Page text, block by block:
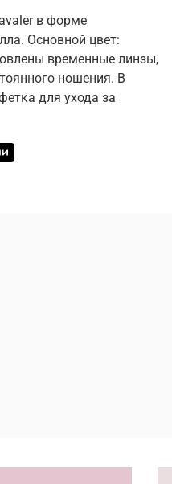
в форме
Основной цвет:
временные линзы,
ношения. В
для ухода за